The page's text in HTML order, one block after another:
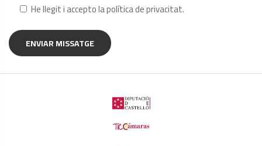
He llegit i accepto lapolítica de privacitat.